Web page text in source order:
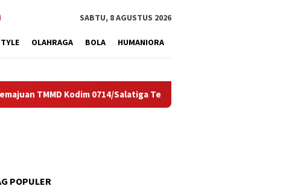
SABTU, 8 AGUSTUS 2026
OLAHRAGA BOLA HUMANIORA
Kodim 0714/Salatiga Tembus 75 Persen
POPULER